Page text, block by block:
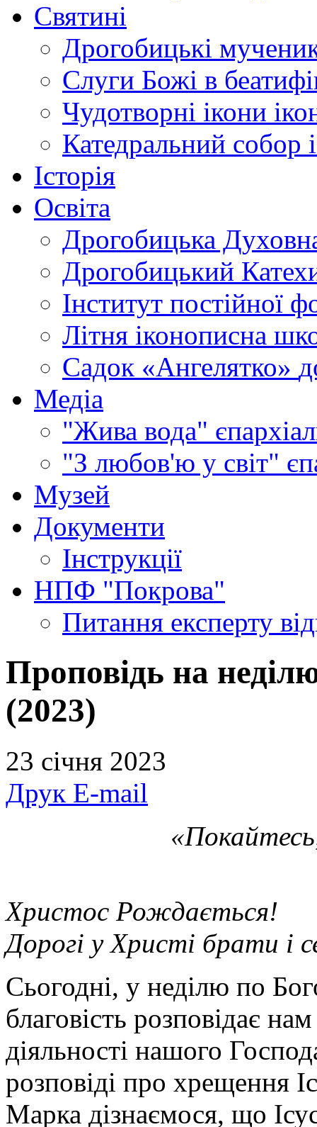
Святині
Дрогобицькі
Слуги Божі в
Чудотворні ікони
Катедральний собор
Історія
Освіта
Дрогобицька
Дрогобицький
Інститут постійної
Літня іконописна
Садок «Ангелятко»
Медіа
"Жива вода"
"З любов'ю у світ"
Музей
Документи
Інструкції
НПФ "Покрова"
Питання експерту
Проповідь на
(2023)
23 січня 2023
Друк E-mail
Христос Рождається!
Дорогі у Христі брати і
Сьогодні, у неділю по
благовість розповідає
діяльності нашого
розповіді про хрещення
Марка дізнаємося, що